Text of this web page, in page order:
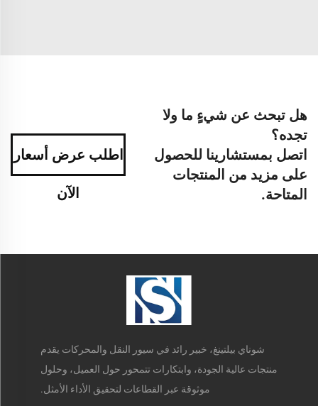
هل تبحث عن شيءٍ ما ولا
تجده؟
اتصل بمستشارينا للحصول
على مزيد من المنتجات
المتاحة.
اطلب عرض أسعار
الآن
شوناي بيلتينغ، خبير رائد في سيور النقل والمحركات يقدم
منتجات عالية الجودة، وابتكارات تتمحور حول العميل، وحلول
موثوقة عبر القطاعات لتحقيق الأداء الأمثل.